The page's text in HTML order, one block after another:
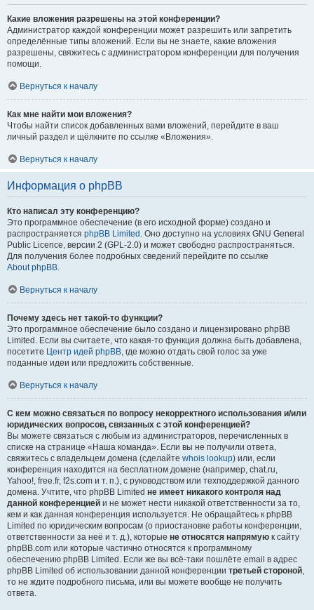
Какие вложения разрешены на этой конференции?
Администратор каждой конференции может разрешить или запретить
определённые типы вложений. Если вы не знаете, какие вложения
разрешены, свяжитесь с администратором конференции для получения
помощи.
Вернуться к началу
Как мне найти мои вложения?
Чтобы найти список добавленных вами вложений, перейдите в ваш
личный раздел и щёлкните по ссылке «Вложения».
Вернуться к началу
Информация о phpBB
Кто написал эту конференцию?
Это программное обеспечение (в его исходной форме) создано и
распространяется phpBB Limited . Оно доступно на условиях GNU General
Public Licence, версии 2 (GPL-2.0) и может свободно распространяться.
Для получения более подробных сведений перейдите по ссылке
About phpBB.
Вернуться к началу
Почему здесь нет такой-то функции?
Это программное обеспечение было создано и лицензировано phpBB
Limited. Если вы считаете, что какая-то функция должна быть добавлена,
посетите Центр идей phpBB, где можно отдать свой голос за уже
поданные идеи или предложить собственные.
Вернуться к началу
С кем можно связаться по вопросу некорректного использования и/или
юридических вопросов, связанных с этой конференцией?
Вы можете связаться с любым из администраторов, перечисленных в
списке на странице «Наша команда». Если вы не получили ответа,
свяжитесь с владельцем домена (сделайте whois lookup) или, если
конференция находится на бесплатном домене (например, chat.ru,
Yahoo!, free.fr, f2s.com и т. п.), с руководством или техподдержкой данного
домена. Учтите, что phpBB Limited не имеет никакого контроля над
данной конференцией и не может нести никакой ответственности за то,
кем и как данная конференция используется. Не обращайтесь к phpBB
Limited по юридическим вопросам (о приостановке работы конференции,
ответственности за неё и т. д.), которые не относятся напрямую к сайту
phpBB.com или которые частично относятся к программному
обеспечению phpBB Limited. Если же вы всё-таки пошлёте email в адрес
phpBB Limited об использовании данной конференции третьей стороной,
то не ждите подробного письма, или вы можете вообще не получить
ответа.